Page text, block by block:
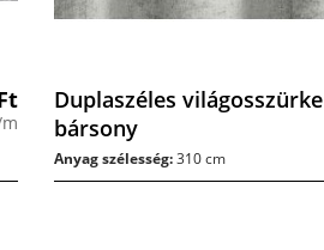
Duplaszéles világosszürke
bársony
Anyag szélesség:310 cm